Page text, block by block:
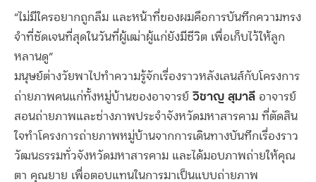
“ไม่มีใครอยากถูกลืม และหน้าที่ของผมคือการบันทึกความทรง
จำที่ชัดเจนที่สุดในวันที่ผู้เฒ่าผู้แก่ยังมีชีวิต เพื่อเก็บไว้ให้ลูก
หลานดู”
มนุษย์ต่างวัยพาไปทำความรู้จักเรื่องราวหลังเลนส์กับโครงการ
ถ่ายภาพคนแก่ทั้งหมู่บ้านของอาจารย์ วิชาญ สุมาลี อาจารย์
สอนถ่ายภาพและช่างภาพประจำจังหวัดมหาสารคาม ที่ตัดสิน
ใจทำโครงการถ่ายภาพหมู่บ้านจากการเดินทางบันทึกเรื่องราว
วัฒนธรรมทั่วจังหวัดมหาสารคาม และได้มอบภาพถ่ายให้คุณ
ตา คุณยาย เพื่อตอบแทนในการมาเป็นแบบถ่ายภาพ